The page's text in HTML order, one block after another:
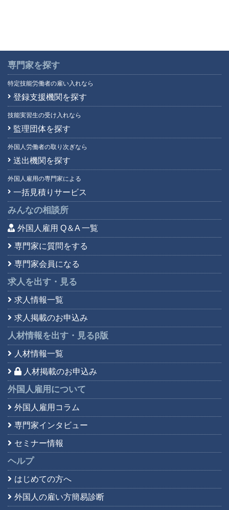
専門家を探す
特定技能労働者の雇い入れなら
登録支援機関を探す
技能実習生の受け入れなら
監理団体を探す
外国人労働者の取り次ぎなら
送出機関を探す
外国人雇用の専門家による
一括見積りサービス
みんなの相談所
外国人雇用 Q＆A 一覧
専門家に質問をする
専門家会員になる
求人を出す・見る
求人情報一覧
求人掲載のお申込み
人材情報を出す・見るβ版
人材情報一覧
人材掲載のお申込み
外国人雇用について
外国人雇用コラム
専門家インタビュー
セミナー情報
ヘルプ
はじめての方へ
外国人の雇い方簡易診断